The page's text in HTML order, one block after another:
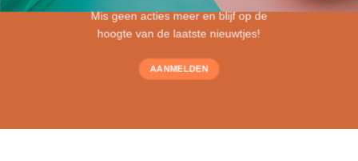
Mis geen acties meer en blijf op de
hoogte van de laatste nieuwtjes!
AANMELDEN